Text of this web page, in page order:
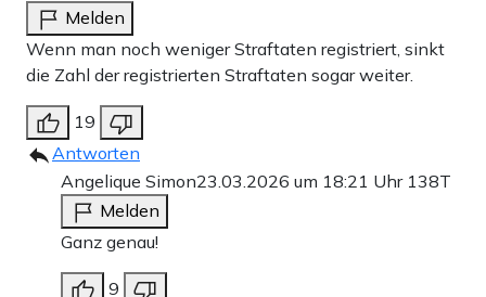
Melden
Wenn man noch weniger Straftaten registriert, sinkt
die Zahl der registrierten Straftaten sogar weiter.
19
Antworten
Angelique Simon23.03.2026 um 18:21 Uhr 138T
Melden
Ganz genau!
9